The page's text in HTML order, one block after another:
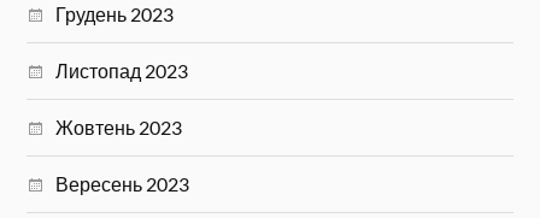
Грудень 2023
Листопад 2023
Жовтень 2023
Вересень 2023